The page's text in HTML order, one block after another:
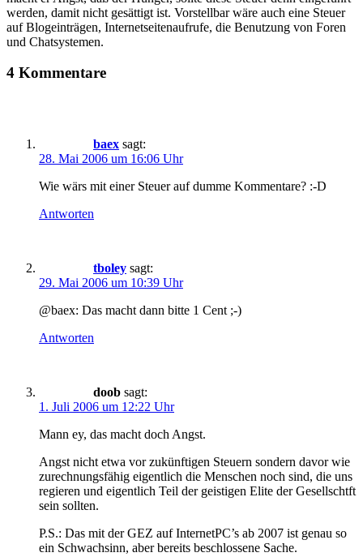
werden, damit nicht gesättigt ist. Vorstellbar wäre auch eine Steuer
auf Blogeinträgen, Internetseitenaufrufe, die Benutzung von Foren
und Chatsystemen.
4 Kommentare
baex sagt:
28. Mai 2006 um 16:06 Uhr
Wie wärs mit einer Steuer auf dumme Kommentare? :-D
Antworten
tboley sagt:
29. Mai 2006 um 10:39 Uhr
@baex: Das macht dann bitte 1 Cent ;-)
Antworten
doob sagt:
1. Juli 2006 um 12:22 Uhr
Mann ey, das macht doch Angst.
Angst nicht etwa vor zukünftigen Steuern sondern davor wie
zurechnungsfähig eigentlich die Menschen noch sind, die uns
regieren und eigentlich Teil der geistigen Elite der Gesellschtft
sein sollten.
P.S.: Das mit der GEZ auf InternetPC’s ab 2007 ist genau so
ein Schwachsinn, aber bereits beschlossene Sache.